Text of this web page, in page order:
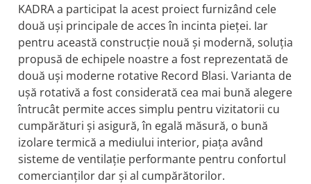
KADRA a participat la acest proiect furnizând cele
două uși principale de acces în incinta pieței. Iar
pentru această construcție nouă și modernă, soluția
propusă de echipele noastre a fost reprezentată de
două uși moderne rotative Record Blasi. Varianta de
ușă rotativă a fost considerată cea mai bună alegere
întrucât permite acces simplu pentru vizitatorii cu
cumpărături și asigură, în egală măsură, o bună
izolare termică a mediului interior, piața având
sisteme de ventilație performante pentru confortul
comercianților dar și al cumpărătorilor.